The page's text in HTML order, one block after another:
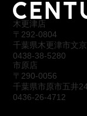
木更津店
〒292-0804
千葉県木更津市文
0438-38-5280
市原店
〒290-0056
千葉県市原市五井
0436-26-4712